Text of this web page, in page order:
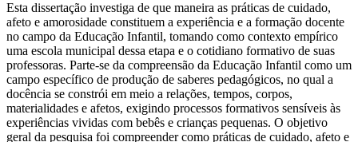
Esta dissertação investiga de que maneira as práticas de cuidado,
afeto e amorosidade constituem a experiência e a formação docente
no campo da Educação Infantil, tomando como contexto empírico
uma escola municipal dessa etapa e o cotidiano formativo de suas
professoras. Parte-se da compreensão da Educação Infantil como um
campo específico de produção de saberes pedagógicos, no qual a
docência se constrói em meio a relações, tempos, corpos,
materialidades e afetos, exigindo processos formativos sensíveis às
experiências vividas com bebês e crianças pequenas. O objetivo
geral da pesquisa foi compreender como práticas de cuidado, afeto e